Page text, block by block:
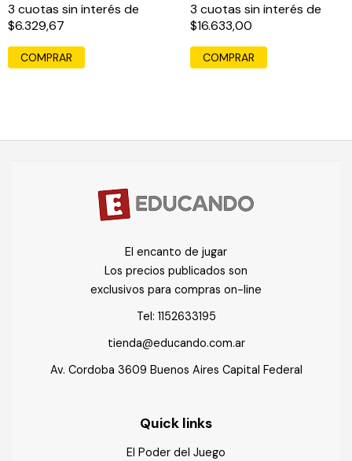
3 cuotas sin interés de
$6.329,67
3 cuotas sin interés de
$16.633,00
El encanto de jugar
Los precios publicados son
exclusivos para compras on-line
Tel: 1152633195
tienda@educando.com.ar
Av. Cordoba 3609 Buenos Aires Capital Federal
Quick links
El Poder del Juego